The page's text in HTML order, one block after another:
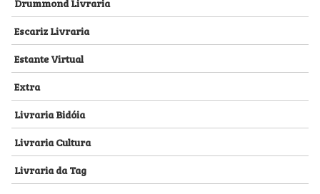
Escariz Livraria
Estante Virtual
Extra
Livraria Bidóia
Livraria Cultura
Livraria da Tag